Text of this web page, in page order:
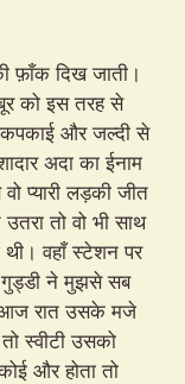
फ़ाँक दिख जाती।
को इस तरह से
और जल्दी से
अदा का ईनाम
प्यारी लड़की जीत
तो वो भी साथ
वहाँ स्टेशन पर
गुड्डी ने मुझसे सब
आज रात उसके मजे
स्वीटी उसको
और होता तो